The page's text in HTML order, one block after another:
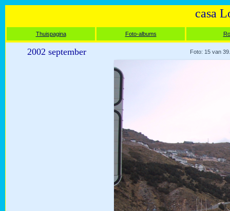
casa
Thuispagina Foto-albums
2002 september Foto: 15 van 39.